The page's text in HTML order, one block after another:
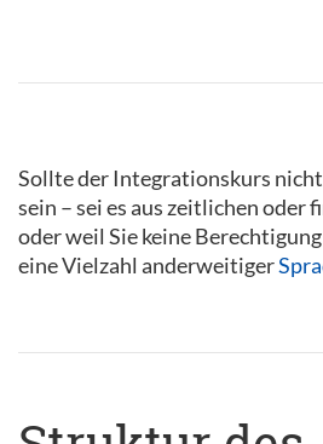
Sollte der Integrationskurs nicht
sein – sei es aus zeitlichen oder
oder weil Sie keine
eine Vielzahl anderweitiger